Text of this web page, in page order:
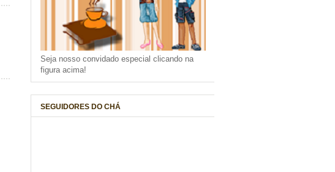
Seja nosso convidado especial clicando na
figura acima!
SEGUIDORES DO CHÁ